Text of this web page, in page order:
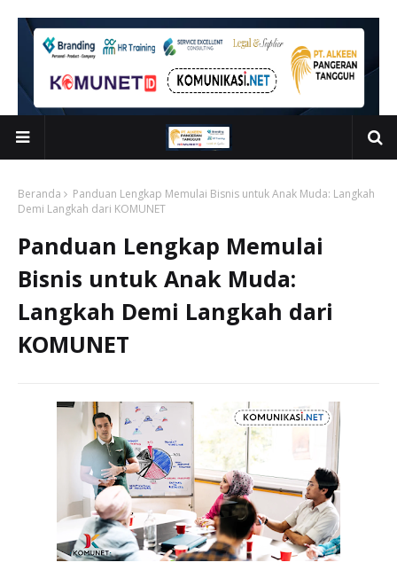
Beranda
Panduan Lengkap Memulai Bisnis untuk Anak Muda: Langkah
Demi Langkah dari KOMUNET
Panduan Lengkap Memulai
Bisnis untuk Anak Muda:
Langkah Demi Langkah dari
KOMUNET